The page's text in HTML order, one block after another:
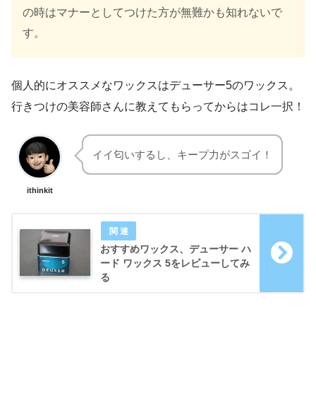
の時はマナーとしてつけた方が無難かも知れないで
す。
個人的にオススメなワックスはデューサー5のワックス。
行きつけの美容師さんに教えてもらってからはコレ一択！
ithinkit
イイ匂いするし、キープ力がスゴイ！
おすすめワックス、デューサー ハ
ード ワックス 5をレビューしてみ
る